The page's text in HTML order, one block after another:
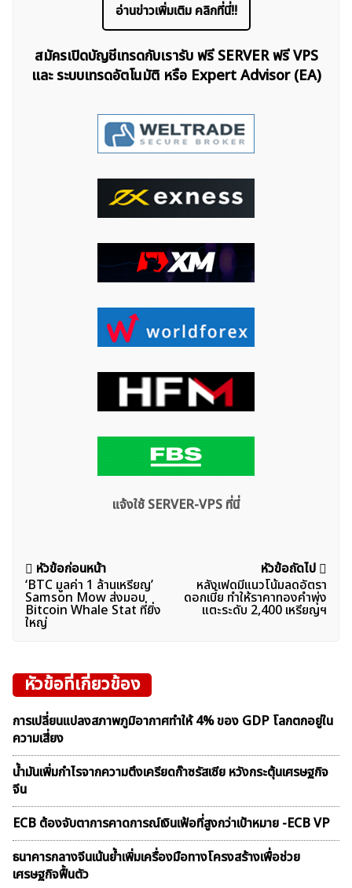
อ่านข่าวเพิ่มเติม คลิกที่นี่!!
สมัครเปิดบัญชีเทรดกับเรารับ ฟรี SERVER ฟรี VPS
และ ระบบเทรดอัตโนมัติ หรือ Expert Advisor (EA)
แจ้งใช้ SERVER-VPS ที่นี่
แนะแนว
เรื่อง
หัวข้อก่อนหน้า
‘BTC มูลค่า 1 ล้านเหรียญ’
Samson Mow ส่งมอบ
Bitcoin Whale Stat ที่ยิ่ง
ใหญ่
หัวข้อถัดไป
หลังเฟดมีแนวโน้มลดอัตรา
ดอกเบี้ย ทำให้ราคาทองคำพุ่ง
แตะระดับ 2,400 เหรียญฯ
หัวข้อที่เกี่ยวข้อง
การเปลี่ยนแปลงสภาพภูมิอากาศทำให้ 4% ของ GDP โลกตกอยู่ใน
ความเสี่ยง
น้ำมันเพิ่มกำไรจากความตึงเครียดก๊าซรัสเซีย หวังกระตุ้นเศรษฐกิจ
จีน
ECB ต้องจับตาการคาดการณ์เงินเฟ้อที่สูงกว่าเป้าหมาย -ECB VP
ธนาคารกลางจีนเน้นย้ำเพิ่มเครื่องมือทางโครงสร้างเพื่อช่วย
เศรษฐกิจฟื้นตัว